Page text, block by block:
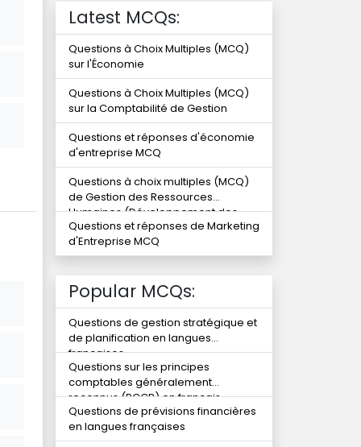
Latest MCQs:
Questions à Choix Multiples (MCQ)
sur l'Économie
Questions à Choix Multiples (MCQ)
sur la Comptabilité de Gestion
Questions et réponses d'économie
d'entreprise MCQ
Questions à choix multiples (MCQ)
de Gestion des Ressources
Humaines (Développement des
compétences)
Questions et réponses de Marketing
d'Entreprise MCQ
Popular MCQs:
Questions de gestion stratégique et
de planification en langues
françaises
Questions sur les principes
comptables généralement
reconnus (PCGR) en français
Questions de prévisions financières
en langues françaises